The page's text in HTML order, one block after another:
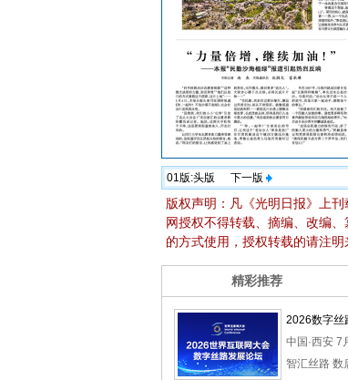
01版:头版 下一版
版权声明：凡《光明日报》上
网授权不得转载、摘编、改编
的方式使用，授权转载的请注明